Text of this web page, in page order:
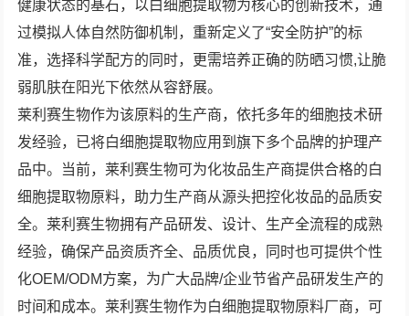
健康状态的基石，以白细胞提取物为核心的创新技术，通
过模拟人体自然防御机制，重新定义了“安全防护”的标
准，选择科学配方的同时，更需培养正确的防晒习惯,让脆
弱肌肤在阳光下依然从容舒展。
莱利赛生物作为该原料的生产商，依托多年的细胞技术研
发经验，已将白细胞提取物应用到旗下多个品牌的护理产
品中。当前，莱利赛生物可为化妆品生产商提供合格的白
细胞提取物原料，助力生产商从源头把控化妆品的品质安
全。莱利赛生物拥有产品研发、设计、生产全流程的成熟
经验，确保产品资质齐全、品质优良，同时也可提供个性
化OEM/ODM方案，为广大品牌/企业节省产品研发生产的
时间和成本。莱利赛生物作为白细胞提取物原料厂商，可